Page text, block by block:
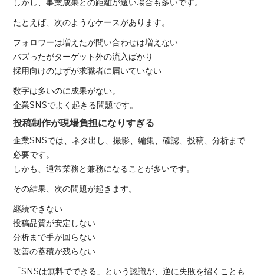
しかし、事業成果との距離が遠い場合も多いです。
たとえば、次のようなケースがあります。
フォロワーは増えたが問い合わせは増えない
バズったがターゲット外の流入ばかり
採用向けのはずが求職者に届いていない
数字は多いのに成果がない。
企業SNSでよく起きる問題です。
投稿制作が現場負担になりすぎる
企業SNSでは、ネタ出し、撮影、編集、確認、投稿、分析まで
必要です。
しかも、通常業務と兼務になることが多いです。
その結果、次の問題が起きます。
継続できない
投稿品質が安定しない
分析まで手が回らない
改善の蓄積が残らない
「SNSは無料でできる」という認識が、逆に失敗を招くことも